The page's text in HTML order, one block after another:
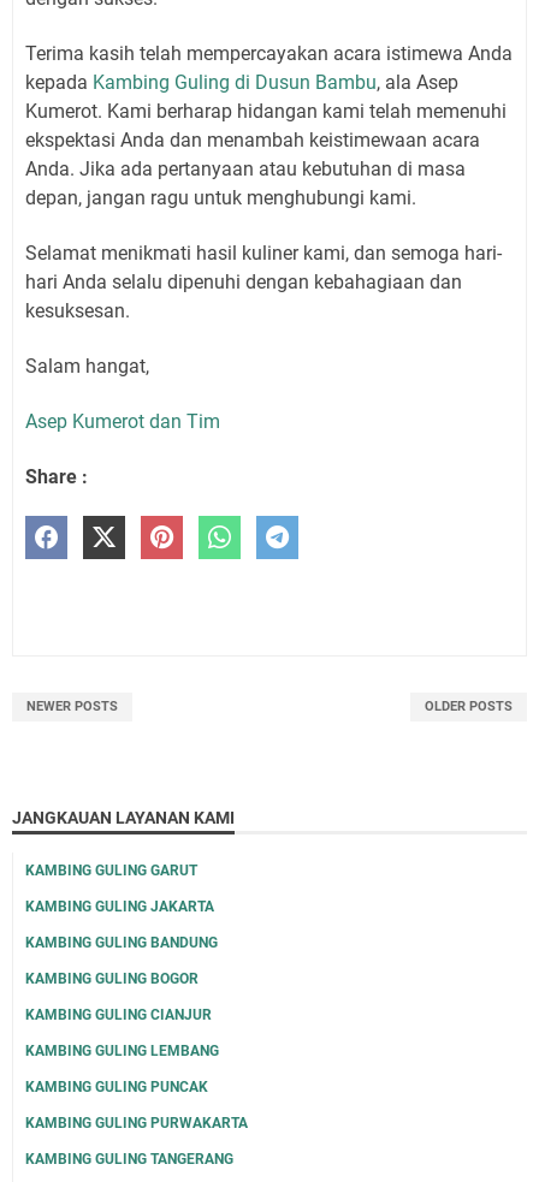
Terima kasih telah mempercayakan acara istimewa Anda
kepada Kambing Guling di Dusun Bambu, ala Asep
Kumerot. Kami berharap hidangan kami telah memenuhi
ekspektasi Anda dan menambah keistimewaan acara
Anda. Jika ada pertanyaan atau kebutuhan di masa
depan, jangan ragu untuk menghubungi kami.
Selamat menikmati hasil kuliner kami, dan semoga hari-
hari Anda selalu dipenuhi dengan kebahagiaan dan
kesuksesan.
Salam hangat,
Asep Kumerot dan Tim
Share :
NEWER POSTS OLDER POSTS
JANGKAUAN LAYANAN KAMI
KAMBING GULING GARUT
KAMBING GULING JAKARTA
KAMBING GULING BANDUNG
KAMBING GULING BOGOR
KAMBING GULING CIANJUR
KAMBING GULING LEMBANG
KAMBING GULING PUNCAK
KAMBING GULING PURWAKARTA
KAMBING GULING TANGERANG